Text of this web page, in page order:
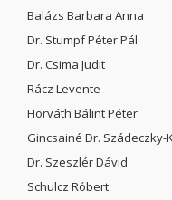
Balázs Barbara Anna
Dr. Stumpf Péter Pál
Dr. Csima Judit
Rácz Levente
Horváth Bálint Péter
Gincsainé Dr. Szádeczky-
Dr. Szeszlér Dávid
Schulcz Róbert